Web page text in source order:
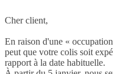
Cher client,
En raison d'une «
peut que votre colis soit
rapport à la date habituelle.